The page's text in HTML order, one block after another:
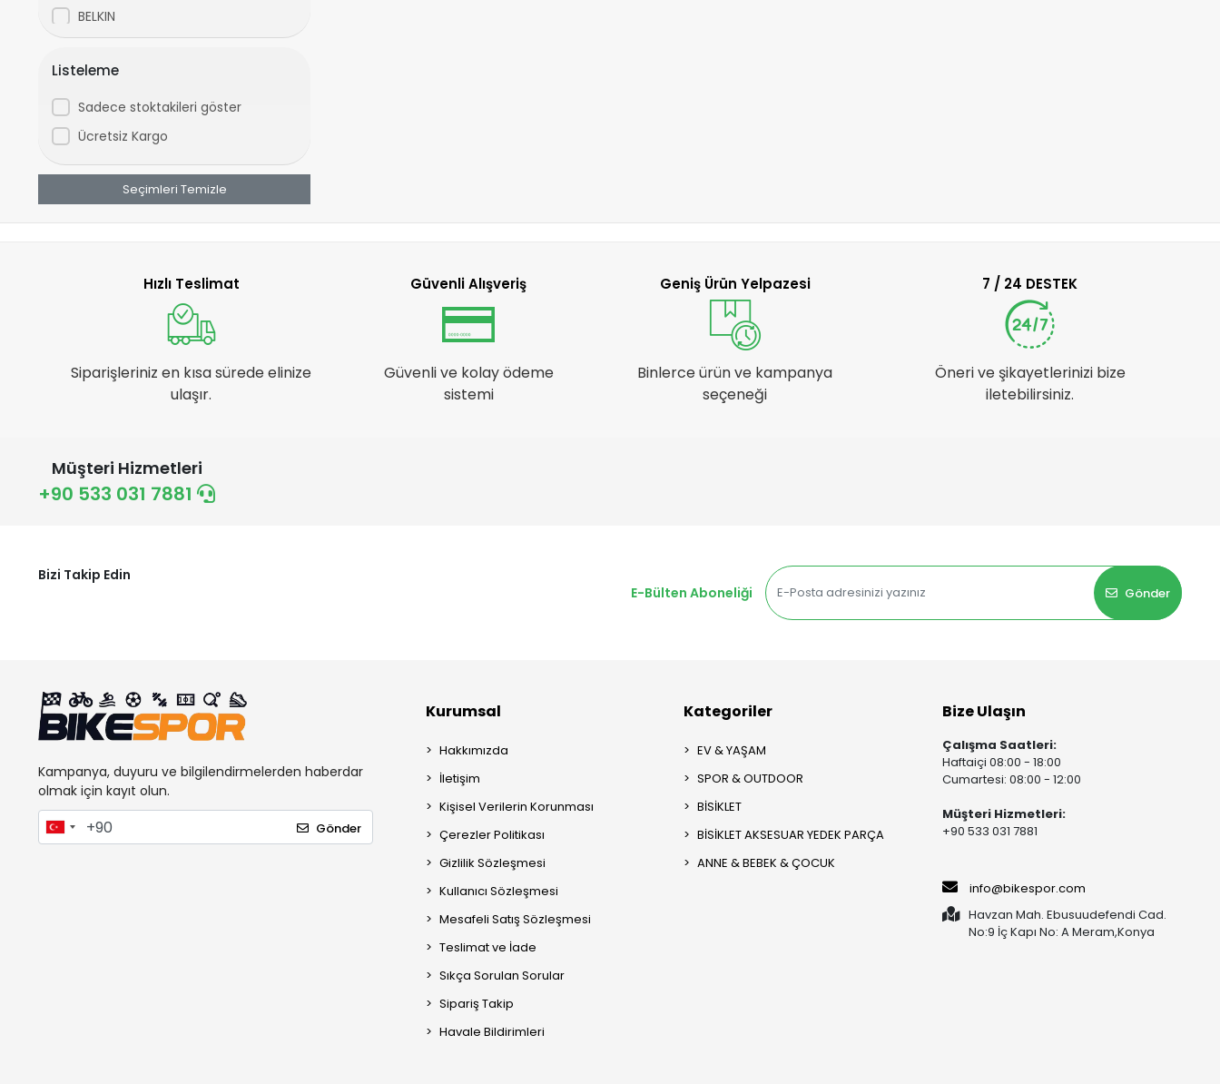
BELKIN
BIANCHI
BİSAN
CAMARO
CARRARO
CHAOYANG
COOLMAX
DİGER
EPİC
GIANT
JING YI
KİNG
LAPIERRE
Licorne
LIFEFIT
Listeleme
Sadece stoktakileri göster
Ücretsiz Kargo
Seçimleri Temizle
Hızlı Teslimat
Siparişleriniz en kısa sürede elinize
ulaşır.
Güvenli Alışveriş
Güvenli ve kolay ödeme
sistemi
Geniş Ürün Yelpazesi
Binlerce ürün ve kampanya
seçeneği
7 / 24 DESTEK
Öneri ve şikayetlerinizi bize
iletebilirsiniz.
Müşteri Hizmetleri
+90 533 031 7881
Bizi Takip Edin
E-Bülten Aboneliği
Gönder
Kampanya, duyuru ve bilgilendirmelerden haberdar
olmak için kayıt olun.
Gönder
Kurumsal
Hakkımızda
İletişim
Kişisel Verilerin Korunması
Çerezler Politikası
Gizlilik Sözleşmesi
Kullanıcı Sözleşmesi
Mesafeli Satış Sözleşmesi
Teslimat ve İade
Sıkça Sorulan Sorular
Sipariş Takip
Havale Bildirimleri
Kategoriler
EV & YAŞAM
SPOR & OUTDOOR
BİSİKLET
BİSİKLET AKSESUAR YEDEK PARÇA
ANNE & BEBEK & ÇOCUK
Bize Ulaşın
Çalışma Saatleri:
Haftaiçi 08:00 - 18:00
Cumartesi: 08:00 - 12:00
Müşteri Hizmetleri:
+90 533 031 7881
info@bikespor.com
Havzan Mah. Ebusuudefendi Cad.
No:9 İç Kapı No: A Meram,Konya